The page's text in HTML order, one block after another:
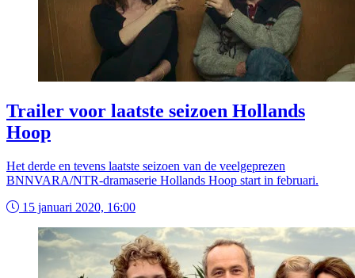
Trailer voor laatste seizoen Hollands
Hoop
Het derde en tevens laatste seizoen van de veelgeprezen
BNNVARA/NTR-dramaserie Hollands Hoop start in februari.
15 januari 2020, 16:00